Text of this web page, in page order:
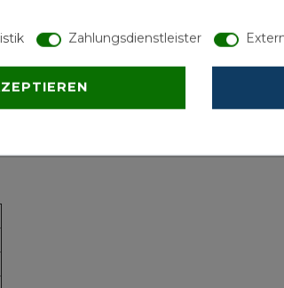
Zahlungsdienstleister